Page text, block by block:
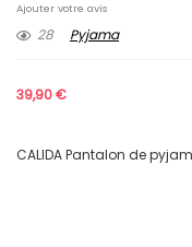
Ajouter votre avis
28 Pyjama
39,90€
CALIDA Pantalon de